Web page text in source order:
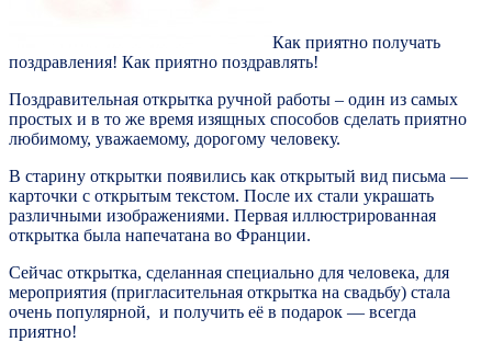
Как приятно получать
поздравления! Как приятно поздравлять!
Поздравительная открытка ручной работы – один из самых
простых и в то же время изящных способов сделать приятно
любимому, уважаемому, дорогому человеку.
В старину открытки появились как открытый вид письма —
карточки с открытым текстом. После их стали украшать
различными изображениями. Первая иллюстрированная
открытка была напечатана во Франции.
Сейчас открытка, сделанная специально для человека, для
мероприятия (пригласительная открытка на свадьбу) стала
очень популярной, и получить её в подарок — всегда
приятно!